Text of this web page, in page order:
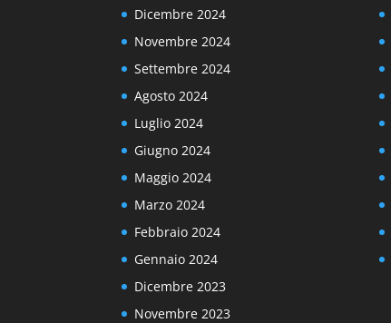
Dicembre 2024
Novembre 2024
Settembre 2024
Agosto 2024
Luglio 2024
Giugno 2024
Maggio 2024
Marzo 2024
Febbraio 2024
Gennaio 2024
Dicembre 2023
Novembre 2023